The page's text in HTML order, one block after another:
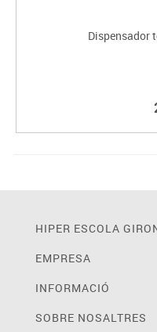
Dispensador
HIPER ESCOLA
EMPRESA
INFORMACIÓ
SOBRE NOSALTRES